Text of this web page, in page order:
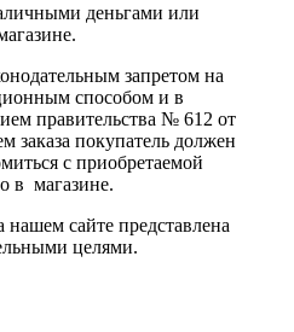
деньгами или
запретом на
способом и в
правительства № 612 от
заказа покупатель должен
с приобретаемой
в магазине.
сайте представлена
целями.